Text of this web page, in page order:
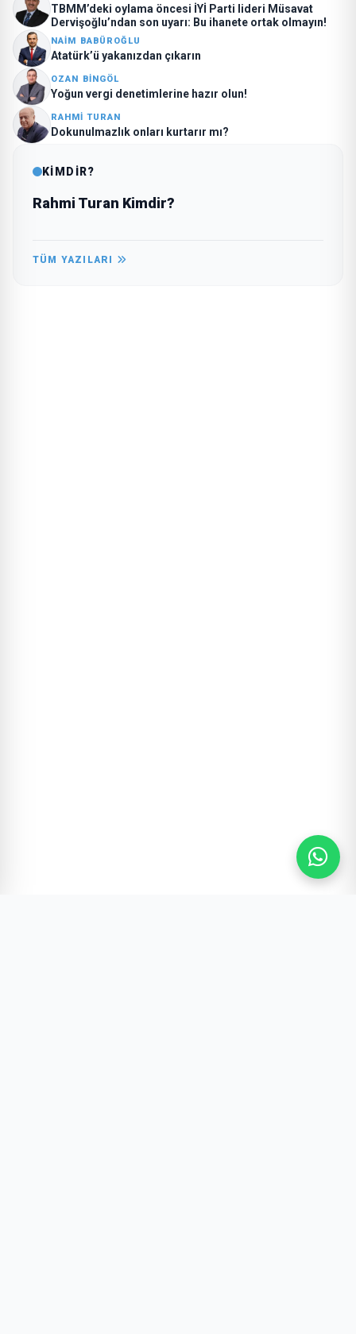
TBMM’deki oylama öncesi İYİ Parti lideri Müsavat
Dervişoğlu’ndan son uyarı: Bu ihanete ortak olmayın!
NAIM BABÜROĞLU
Atatürk’ü yakanızdan çıkarın
OZAN BINGÖL
Yoğun vergi denetimlerine hazır olun!
RAHMI TURAN
Dokunulmazlık onları kurtarır mı?
KİMDİR?
Rahmi Turan Kimdir?
TÜM YAZILARI